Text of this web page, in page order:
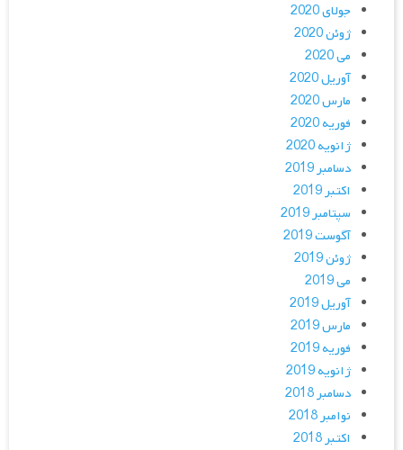
جولای 2020
ژوئن 2020
می 2020
آوریل 2020
مارس 2020
فوریه 2020
ژانویه 2020
دسامبر 2019
اکتبر 2019
سپتامبر 2019
آگوست 2019
ژوئن 2019
می 2019
آوریل 2019
مارس 2019
فوریه 2019
ژانویه 2019
دسامبر 2018
نوامبر 2018
اکتبر 2018